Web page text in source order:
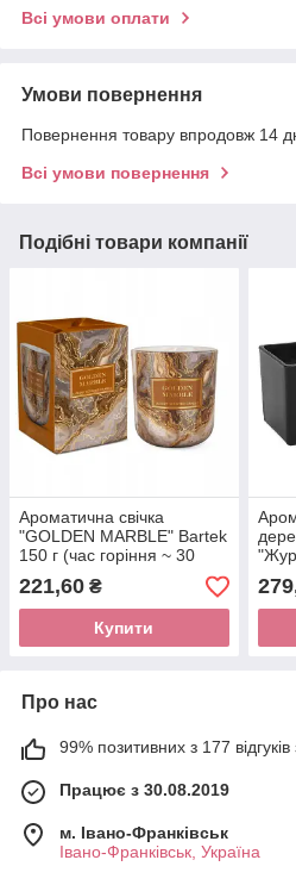
Всі умови оплати
Умови повернення
Повернення товару впродовж 14
Всі умови повернення
Подібні товари компанії
Ароматична свічка
"GOLDEN MARBLE" Bartek
150 г (час горіння ~ 30
годин) 1 шт.
221,60 ₴
Купити
30
Про нас
99% позитивних з 177 відгуків
Працює з 30.08.2019
м. Івано-Франківськ
Івано-Франківськ, Україна